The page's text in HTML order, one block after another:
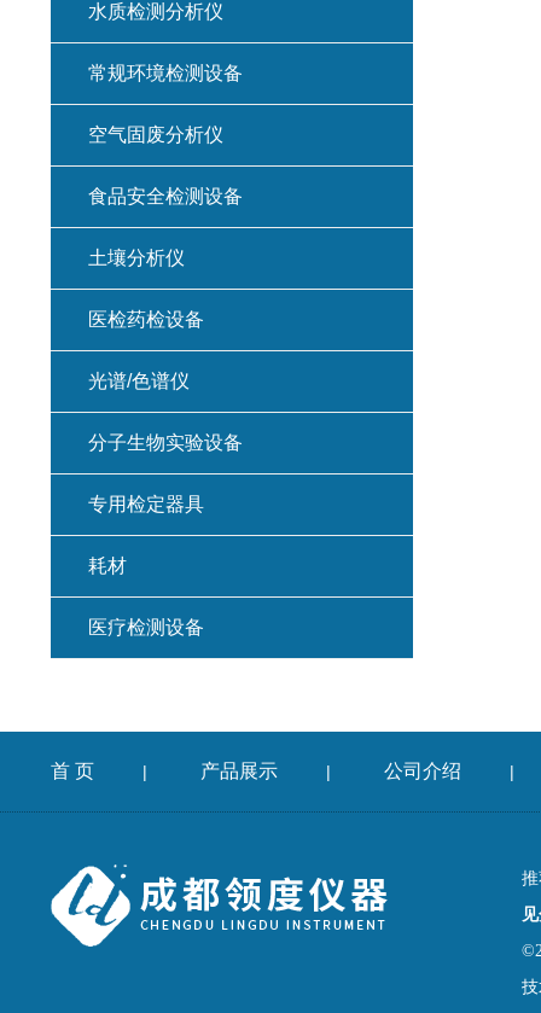
水质检测分析仪
常规环境检测设备
空气固废分析仪
食品安全检测设备
土壤分析仪
医检药检设备
光谱/色谱仪
分子生物实验设备
专用检定器具
耗材
医疗检测设备
首 页 | 产品展示 | 公司介绍 |